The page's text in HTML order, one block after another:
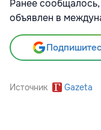
Ранее сообщалось,
объявлен в
Источник Gazeta